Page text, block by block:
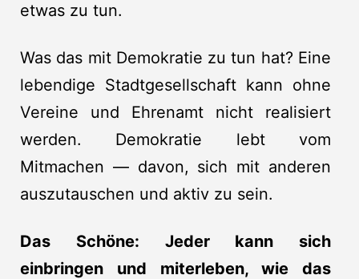
etwas zu tun.
Was das mit Demokratie zu tun hat? Eine
lebendige Stadtgesellschaft kann ohne
Vereine und Ehrenamt nicht realisiert
werden. Demokratie lebt vom
Mitmachen — davon, sich mit anderen
auszutauschen und aktiv zu sein.
Das Schöne: Jeder kann sich
einbringen und miterleben, wie das